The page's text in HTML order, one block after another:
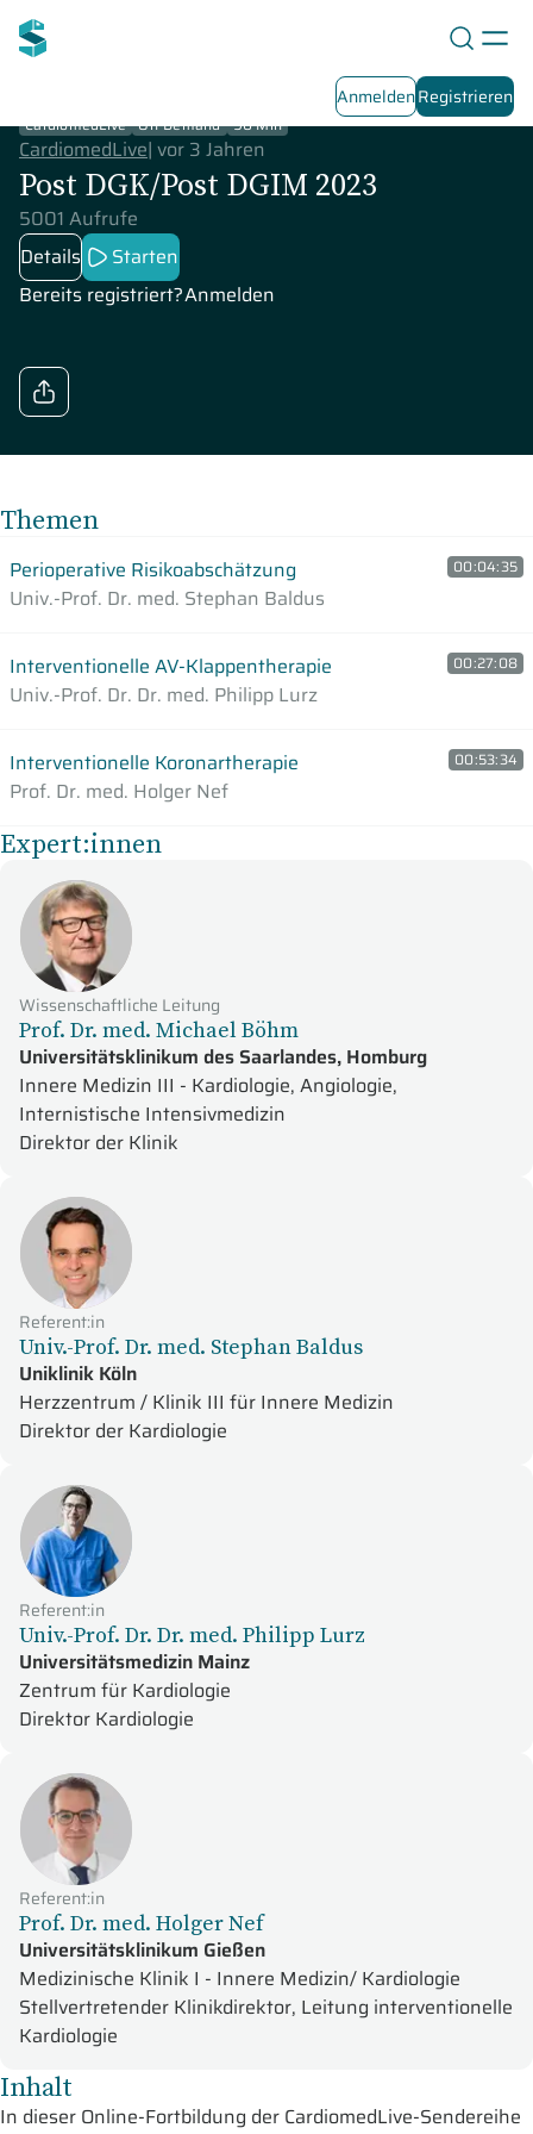
AnmeldenRegistrieren
CardiomedLive On-Demand 90 Min
CardiomedLive| vor 3 Jahren
Post DGK/Post DGIM 2023
5001 Aufrufe
Details
Starten
Bereits registriert?Anmelden
Themen
Perioperative Risikoabschätzung
Univ.-Prof. Dr. med. Stephan Baldus
00:04:35
Interventionelle AV-Klappentherapie
Univ.-Prof. Dr. Dr. med. Philipp Lurz
00:27:08
Interventionelle Koronartherapie
Prof. Dr. med. Holger Nef
00:53:34
Expert:innen
Wissenschaftliche Leitung
Prof. Dr. med. Michael Böhm
Universitätsklinikum des Saarlandes, Homburg
Innere Medizin III - Kardiologie, Angiologie,
Internistische Intensivmedizin
Direktor der Klinik
Referent:in
Univ.-Prof. Dr. med. Stephan Baldus
Uniklinik Köln
Herzzentrum / Klinik III für Innere Medizin
Direktor der Kardiologie
Referent:in
Univ.-Prof. Dr. Dr. med. Philipp Lurz
Universitätsmedizin Mainz
Zentrum für Kardiologie
Direktor Kardiologie
Referent:in
Prof. Dr. med. Holger Nef
Universitätsklinikum Gießen
Medizinische Klinik I - Innere Medizin/ Kardiologie
Stellvertretender Klinikdirektor, Leitung interventionelle
Kardiologie
Inhalt
In dieser Online-Fortbildung der CardiomedLive-Sendereihe